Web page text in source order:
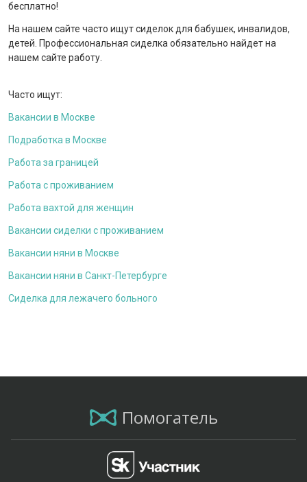
бесплатно!
На нашем сайте часто ищут сиделок для бабушек, инвалидов,
детей. Профессиональная сиделка обязательно найдет на
нашем сайте работу.
Часто ищут:
Вакансии в Москве
Подработка в Москве
Работа за границей
Работа с проживанием
Работа вахтой для женщин
Вакансии сиделки с проживанием
Вакансии няни в Москве
Вакансии няни в Санкт-Петербурге
Сиделка для лежачего больного
Помогатель